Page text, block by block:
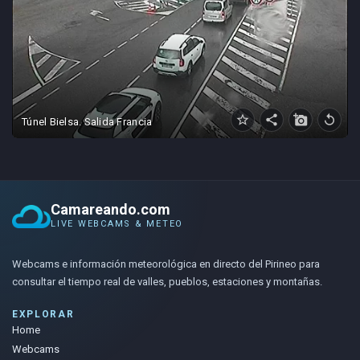
star_border share add_a_photo replay
Túnel Bielsa. Salida Francia
Camareando.com
LIVE WEBCAMS & METEO
Webcams e información meteorológica en directo del Pirineo para
consultar el tiempo real de valles, pueblos, estaciones y montañas.
EXPLORAR
Home
Webcams